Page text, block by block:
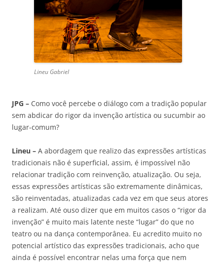
Lineu Gabriel
JPG – Como você percebe o diálogo com a tradição popular
sem abdicar do rigor da invenção artística ou sucumbir ao
lugar-comum?
Lineu – A abordagem que realizo das expressões artísticas
tradicionais não é superficial, assim, é impossível não
relacionar tradição com reinvenção, atualização. Ou seja,
essas expressões artísticas são extremamente dinâmicas,
são reinventadas, atualizadas cada vez em que seus atores
a realizam. Até ouso dizer que em muitos casos o “rigor da
invenção” é muito mais latente neste “lugar” do que no
teatro ou na dança contemporânea. Eu acredito muito no
potencial artístico das expressões tradicionais, acho que
ainda é possível encontrar nelas uma força que nem